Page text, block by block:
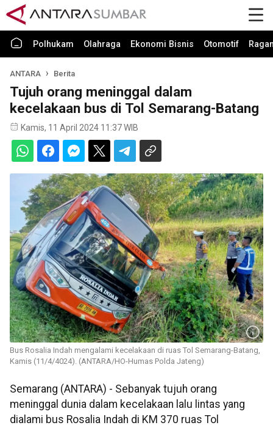
Polhukam Olahraga Ekonomi Bisnis Otomotif
ANTARA Berita
Tujuh orang meninggal dalam
kecelakaan bus di Tol Semarang-Batang
Kamis, 11 April 2024 11:37 WIB
Bus Rosalia Indah mengalami kecelakaan di ruas Tol Semarang-Batang,
Kamis (11/4/4024). (ANTARA/HO-Humas Polda Jateng)
Semarang (ANTARA) - Sebanyak tujuh orang
meninggal dunia dalam kecelakaan lalu lintas yang
dialami bus Rosalia Indah di KM 370 ruas Tol